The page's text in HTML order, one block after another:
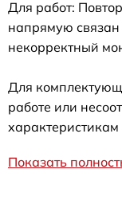
Для работ:
напрямую
некорректный
Для
работе или
Показать